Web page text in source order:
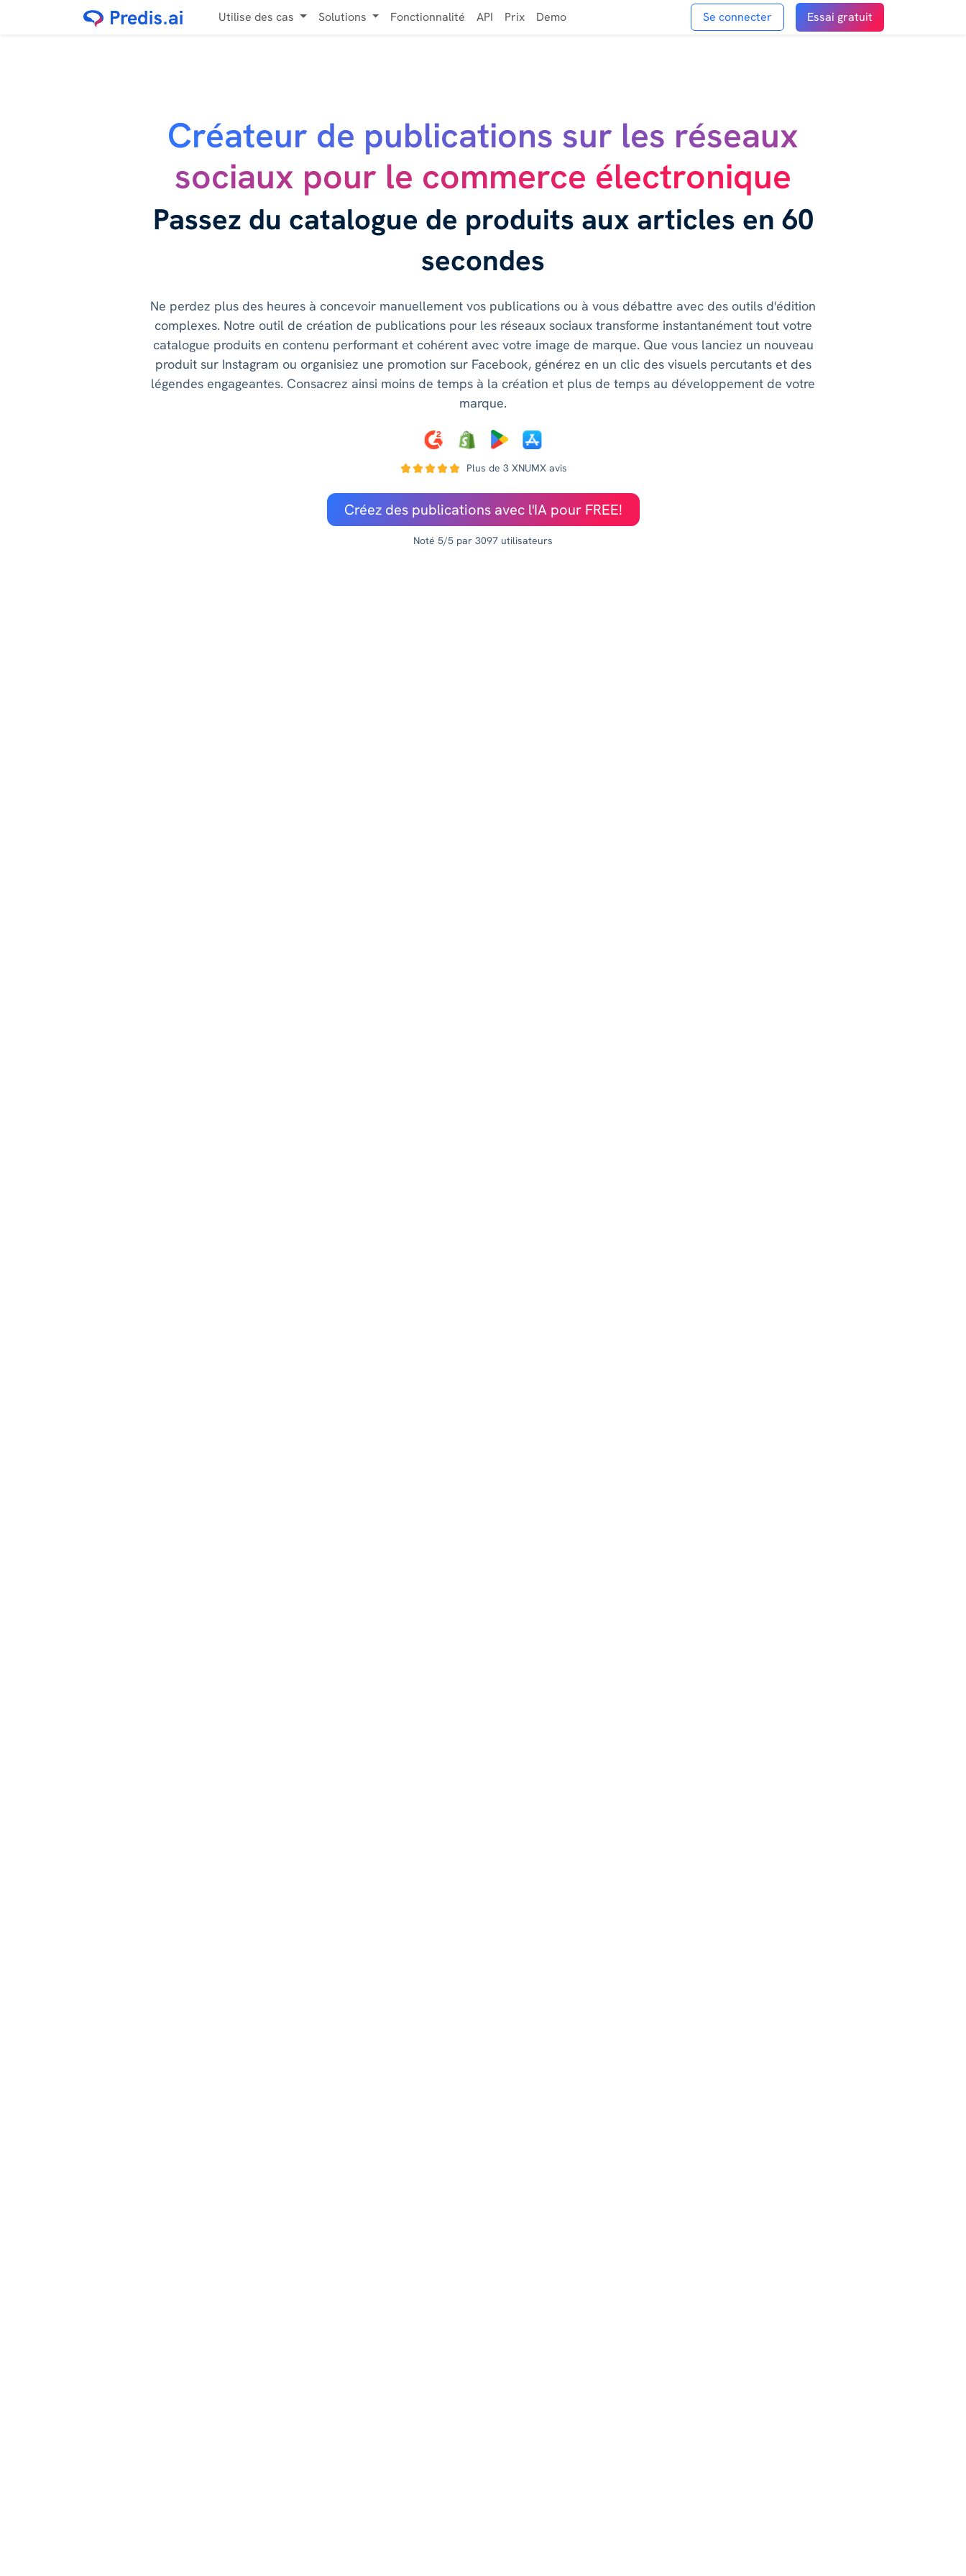
Utilise des cas Solutions Fonctionnalité API Prix Demo Se connecter Essai gratuit
Créateur de publications sur les réseaux
sociaux pour le commerce électronique
Passez du catalogue de produits aux articles en 60
secondes
Ne perdez plus des heures à concevoir manuellement vos publications ou à vous débattre avec des outils d'édition
complexes. Notre outil de création de publications pour les réseaux sociaux transforme instantanément tout votre
catalogue produits en contenu performant et cohérent avec votre image de marque. Que vous lanciez un nouveau
produit sur Instagram ou organisiez une promotion sur Facebook, générez en un clic des visuels percutants et des
légendes engageantes. Consacrez ainsi moins de temps à la création et plus de temps au développement de votre
marque.
Plus de 3 XNUMX avis
Créez des publications avec l'IA pour FREE!
Noté 5/5 par 3097 utilisateurs